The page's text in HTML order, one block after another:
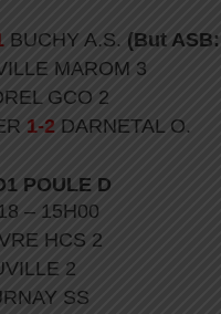
BUCHY A.S. (But
MAROM 3
GCO 2
1-2 DARNETAL O.
POULE D
– 15H00
HCS 2
2
SS